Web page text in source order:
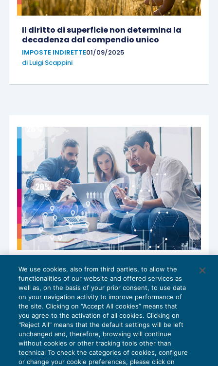
Il diritto di superficie non determina la
decadenza dal compendio unico
IMPOSTE INDIRETTE01/09/2025
di Luigi Scappini
Studi associati: il futuro sostenibile della
professione
CRESCITA PROFESSIONALE01/09/2025
diClaudia Ponzini – Consulente di BDM Associati SRL
We use cookies, also from third parties, to allow the
functionalities of our website and offered services as
well as, on the basis of your prior consent, to use data
on your navigation activity to improve performance of
the site. Clicking on “Accept All cookies” means that
you agree to the activation of all cookies. Clicking on
"Reject All" means that the default settings will be left
unchanged and, therefore, browsing will continue
without cookies or other tracking tools other than
technical To check the categories of cookies, configure
or change your cookie preferences, please click on